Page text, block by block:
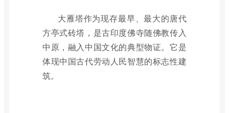
大雁塔作为现存最早、最大的唐代
方亭式砖塔，是古印度佛寺随佛教传入
中原，融入中国文化的典型物证。它是
体现中国古代劳动人民智慧的标志性建
筑。